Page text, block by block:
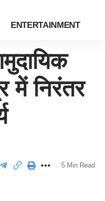
ENTERTAINMENT
में निरंतर
5 Min Read